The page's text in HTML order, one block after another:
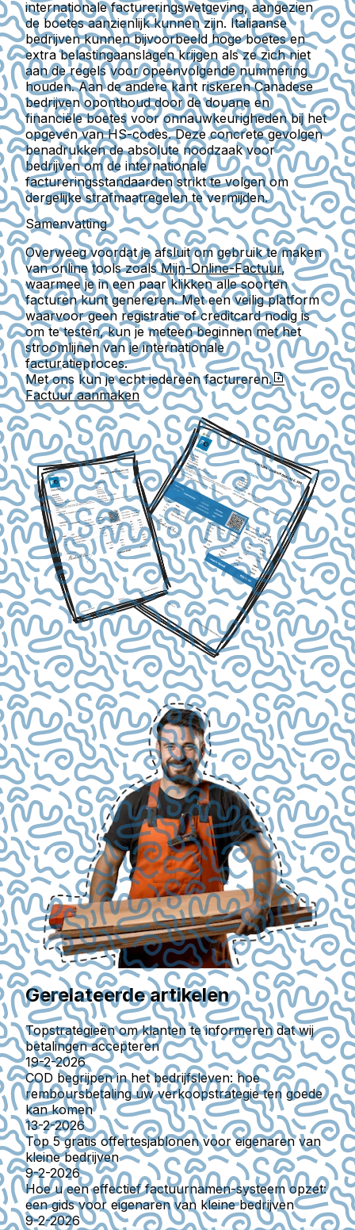
internationale factureringswetgeving, aangezien
de boetes aanzienlijk kunnen zijn. Italiaanse
bedrijven kunnen bijvoorbeeld hoge boetes en
extra belastingaanslagen krijgen als ze zich niet
aan de regels voor opeenvolgende nummering
houden. Aan de andere kant riskeren Canadese
bedrijven oponthoud door de douane en
financiële boetes voor onnauwkeurigheden bij het
opgeven van HS-codes. Deze concrete gevolgen
benadrukken de absolute noodzaak voor
bedrijven om de internationale
factureringsstandaarden strikt te volgen om
dergelijke strafmaatregelen te vermijden.
Samenvatting
Overweeg voordat je afsluit om gebruik te maken
van online tools zoalsMijn-Online-Factuur,
waarmee je in een paar klikken alle soorten
facturen kunt genereren. Met een veilig platform
waarvoor geen registratie of creditcard nodig is
om te testen, kun je meteen beginnen met het
stroomlijnen van je internationale
facturatieproces.
Met ons kun je echt iedereen factureren.
Factuur aanmaken
Gerelateerde artikelen
Topstrategieën om klanten te informeren dat wij
betalingen accepteren
19-2-2026
COD begrijpen in het bedrijfsleven: hoe
remboursbetaling uw verkoopstrategie ten goede
kan komen
13-2-2026
Top 5 gratis offertesjablonen voor eigenaren van
kleine bedrijven
9-2-2026
Hoe u een effectief factuurnamen-systeem opzet:
een gids voor eigenaren van kleine bedrijven
9-2-2026